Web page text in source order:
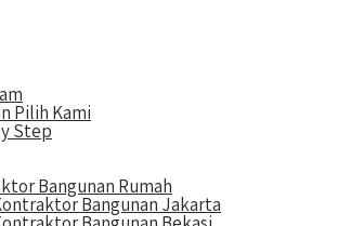
Pilih Kami
Step
Bangunan Rumah
Bangunan Jakarta